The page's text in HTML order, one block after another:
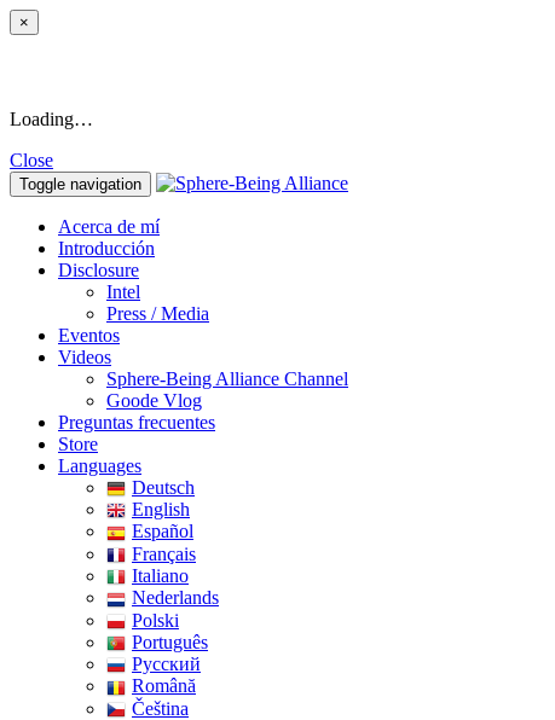
×
Loading…
Close
Toggle navigation
Acerca de mí
Introducción
Disclosure
Intel
Press / Media
Eventos
Videos
Sphere-Being Alliance Channel
Goode Vlog
Preguntas frecuentes
Store
Languages
Deutsch
English
Español
Français
Italiano
Nederlands
Polski
Português
Pусский
Română
Čeština